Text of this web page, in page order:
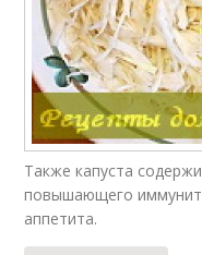
Также капуста
повышающего
аппетита.